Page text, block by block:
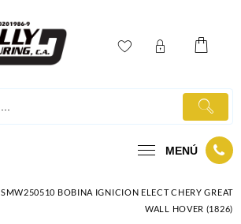
MENÚ
SMW250510 BOBINA IGNICION ELECT CHERY GREAT
WALL HOVER (1826)